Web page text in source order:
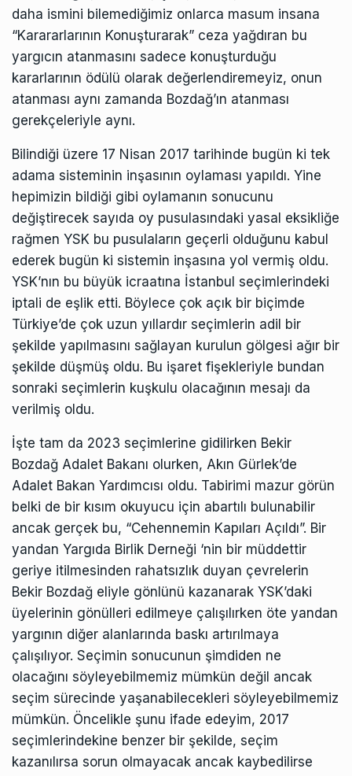
daha ismini bilemediğimiz onlarca masum insana
“Karararlarının Konuşturarak” ceza yağdıran bu
yargıcın atanmasını sadece konuşturduğu
kararlarının ödülü olarak değerlendiremeyiz, onun
atanması aynı zamanda Bozdağ’ın atanması
gerekçeleriyle aynı.
Bilindiği üzere 17 Nisan 2017 tarihinde bugün ki tek
adama sisteminin inşasının oylaması yapıldı. Yine
hepimizin bildiği gibi oylamanın sonucunu
değiştirecek sayıda oy pusulasındaki yasal eksikliğe
rağmen YSK bu pusulaların geçerli olduğunu kabul
ederek bugün ki sistemin inşasına yol vermiş oldu.
YSK’nın bu büyük icraatına İstanbul seçimlerindeki
iptali de eşlik etti. Böylece çok açık bir biçimde
Türkiye’de çok uzun yıllardır seçimlerin adil bir
şekilde yapılmasını sağlayan kurulun gölgesi ağır bir
şekilde düşmüş oldu. Bu işaret fişekleriyle bundan
sonraki seçimlerin kuşkulu olacağının mesajı da
verilmiş oldu.
İşte tam da 2023 seçimlerine gidilirken Bekir
Bozdağ Adalet Bakanı olurken, Akın Gürlek’de
Adalet Bakan Yardımcısı oldu. Tabirimi mazur görün
belki de bir kısım okuyucu için abartılı bulunabilir
ancak gerçek bu, “Cehennemin Kapıları Açıldı”. Bir
yandan Yargıda Birlik Derneği ‘nin bir müddettir
geriye itilmesinden rahatsızlık duyan çevrelerin
Bekir Bozdağ eliyle gönlünü kazanarak YSK’daki
üyelerinin gönülleri edilmeye çalışılırken öte yandan
yargının diğer alanlarında baskı artırılmaya
çalışılıyor. Seçimin sonucunun şimdiden ne
olacağını söyleyebilmemiz mümkün değil ancak
seçim sürecinde yaşanabilecekleri söyleyebilmemiz
mümkün. Öncelikle şunu ifade edeyim, 2017
seçimlerindekine benzer bir şekilde, seçim
kazanılırsa sorun olmayacak ancak kaybedilirse